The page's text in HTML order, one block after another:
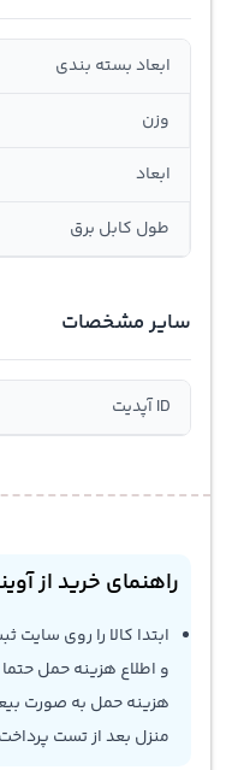
ابعاد بسته بندی
وزن
ابعاد
طول کابل برق
سایر مشخصات
ID آپدیت
راهنمای خرید از
ابتدا کالا را روی
و اطلاع هزینه حمل
هزینه حمل به صورت
منزل بعد از تست